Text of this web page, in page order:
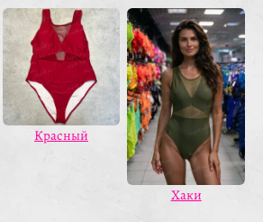
Красный
Хаки